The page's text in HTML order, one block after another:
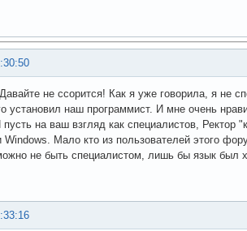
не ссорится! Как я уже говорила, я не
установил наш программист. И мне очень
на ваш взгляд как специалистов, Ректор
Windows. Мало кто из пользователей этого
не быть специалистом, лишь бы язык был